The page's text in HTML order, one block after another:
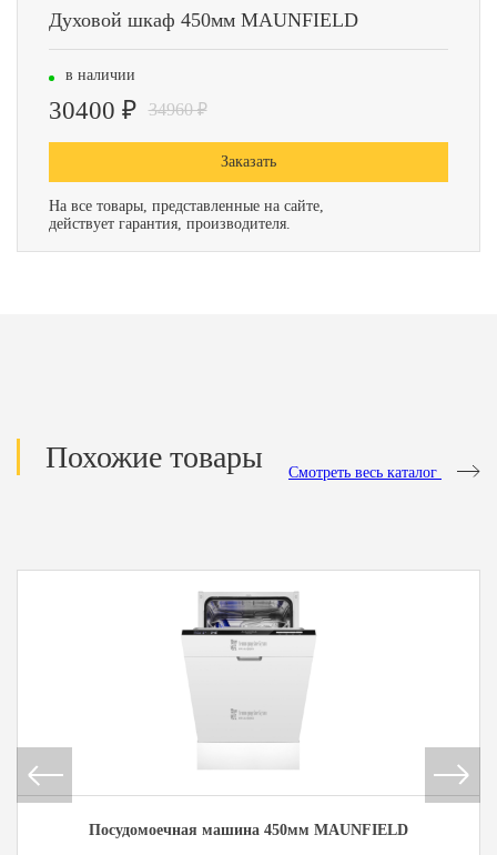
Духовой шкаф 450мм MAUNFIELD
в наличии
30400 ₽ 34960 ₽
Заказать
На все товары, представленные на сайте,
действует гарантия, производителя.
Похожие товары Смотреть весь каталог
Посудомоечная машина 450мм MAUNFIELD